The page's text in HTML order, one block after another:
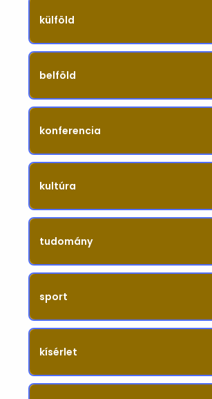
külföld
belföld
konferencia
kultúra
tudomány
sport
kísérlet